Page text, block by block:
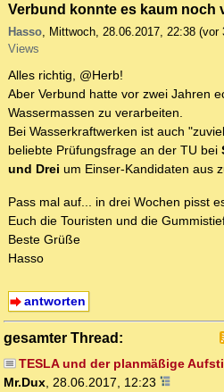
Verbund konnte es kaum noch
Hasso, Mittwoch, 28.06.2017, 22:38 (vor
Views
Alles richtig, @Herb!
Aber Verbund hatte vor zwei Jahren
Wassermassen zu verarbeiten.
Bei Wasserkraftwerken ist auch
beliebte Prüfungsfrage an der TU bei
und Drei um Einser-Kandidaten aus
Pass mal auf... in drei Wochen pisst
Euch die Touristen und die
Beste Grüße
Hasso
antworten
gesamter Thread:
TESLA und der planmäßige
Mr.Dux, 28.06.2017, 12:23